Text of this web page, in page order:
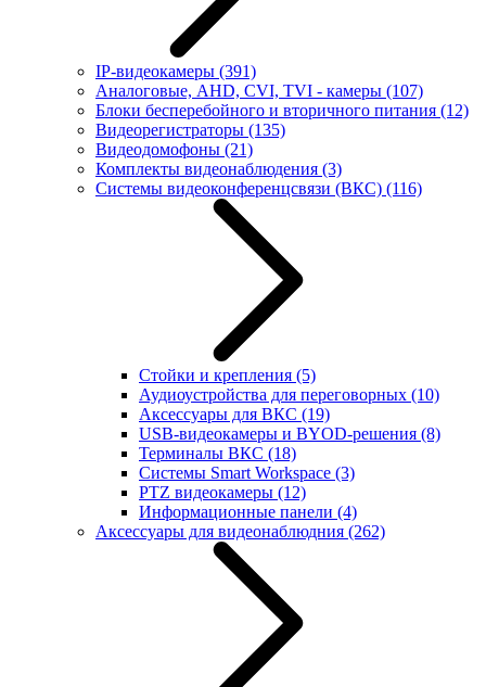
IP-видеокамеры (391)
Аналоговые, AHD, CVI, TVI - камеры (107)
Блоки бесперебойного и вторичного питания (12)
Видеорегистраторы (135)
Видеодомофоны (21)
Комплекты видеонаблюдения (3)
Системы видеоконференцсвязи (ВКС) (116)
Стойки и крепления (5)
Аудиоустройства для переговорных (10)
Аксессуары для ВКС (19)
USB-видеокамеры и BYOD-решения (8)
Терминалы ВКС (18)
Системы Smart Workspace (3)
PTZ видеокамеры (12)
Информационные панели (4)
Аксессуары для видеонаблюдния (262)